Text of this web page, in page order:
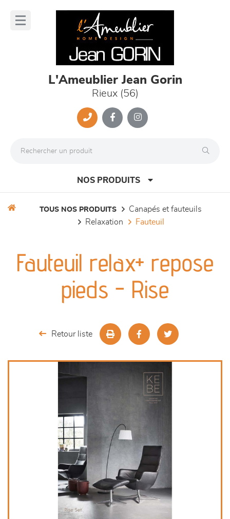
L'Ameublier Jean Gorin
Rieux (56)
NOS PRODUITS
séjours
meubles de complément
décoration
TOUS NOS PRODUITS
canapés et fauteuils
relaxation
fauteuil
Fauteuil relax+ repose
pieds - Rise
Retour liste